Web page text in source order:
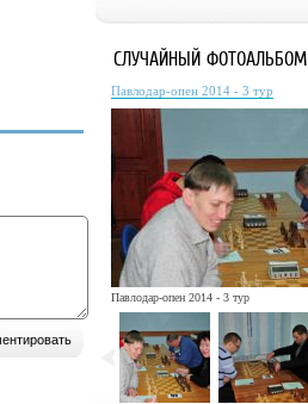
СЛУЧАЙНЫЙ ФОТОАЛЬБОМ
Павлодар-опен 2014 - 3 тур
Павлодар-опен 2014 - 3 тур